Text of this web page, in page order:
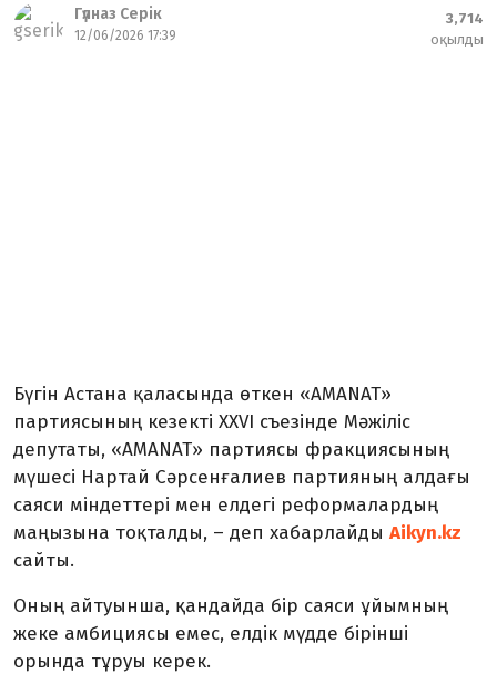
Гүлназ Серік
12/06/2026 17:39
3,714
оқылды
Бүгін Астана қаласында өткен «AMANAT»
партиясының кезекті XXVI съезінде Мәжіліс
депутаты, «AMANAT» партиясы фракциясының
мүшесі Нартай Сәрсенғалиев партияның алдағы
саяси міндеттері мен елдегі реформалардың
маңызына тоқталды, – деп хабарлайды Aikyn.kz
сайты.
Оның айтуынша, қандайда бір саяси ұйымның
жеке амбициясы емес, елдік мүдде бірінші
орында тұруы керек.